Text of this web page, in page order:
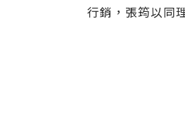
行銷，張筠以同